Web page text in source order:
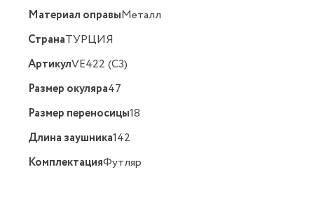
Материал оправыМеталл
СтранаТУРЦИЯ
АртикулVE422 (C3)
Размер окуляра47
Размер переносицы18
Длина заушника142
КомплектацияФутляр